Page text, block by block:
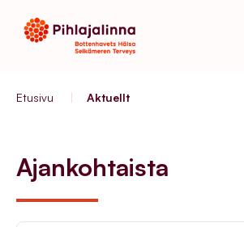
Etusivu Aktuellt
Ajankohtaista